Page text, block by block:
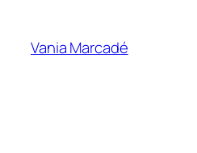
contenu
Vania Marcadé